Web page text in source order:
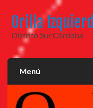
contenido
Orilla
Distrito Sur Córdoba
Menú